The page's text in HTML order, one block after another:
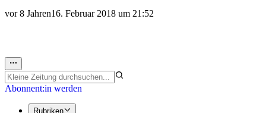
vor 8 Jahren16. Februar 2018 um 21:52
Abonnent:in werden
Rubriken